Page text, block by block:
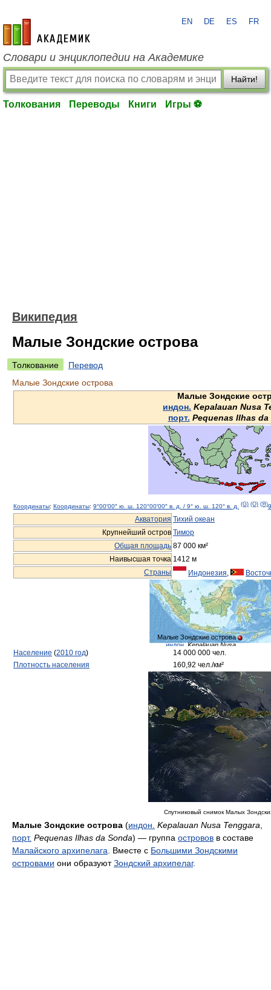
academic.ru
EN DE ES FR
Словари и энциклопедии на Академике
Найти!
Толкования Переводы Книги Игры ⚽
Википедия
Малые Зондские острова
Толкование
Перевод
Малые Зондские острова
Малые Зондские
индон. Kepalauan Nusa
порт. Pequenas Ilhas da
Координаты: Координаты: 9°00′00″ ю. ш. 120°00′00″ в. д. / 9° ю. ш. 120° в. д. (G) (O) (Я)
Акватория Тихий океан
Крупнейший остров Тимор
Общая площадь 87 000 км²
Наивысшая точка 1412 м
Страны
Индонезия,
Малые Зондские острова
индон. Kepalauan Nusa
Tenggara
Pequenas Ilhas da Sonda
Население (2010 год)
14 000 000 чел.
Плотность населения
160,92 чел./км²
Спутниковый снимок Малых
Малые Зондские острова (индон. Kepalauan Nusa Tenggara
порт. Pequenas Ilhas da Sonda) — группа островов в составе
Малайского архипелага . Вместе с Большими Зондскими
островами они образуютЗондский архипелаг.